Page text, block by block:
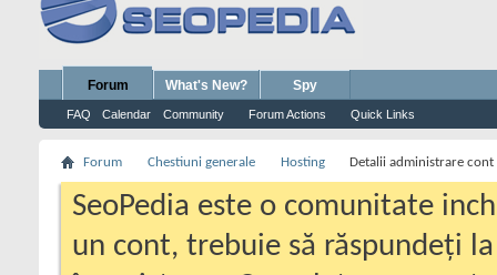
Forum
FAQ Calendar Community Forum Actions Quick Links
What's New? Spy
Forum Chestiuni generale Hosting Detalii administrare cont
SeoPedia este o comunitate
un cont, trebuie să răspundeți